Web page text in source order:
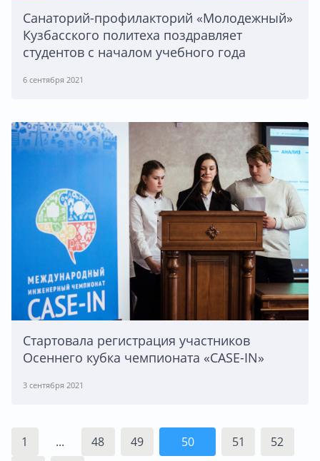
Санаторий-профилакторий «Молодежный»
Кузбасского политеха поздравляет
студентов с началом учебного года
6 сентября 2021
Стартовала регистрация участников
Осеннего кубка чемпионата «CASE-IN»
3 сентября 2021
1 ... 48 49 50 51
52